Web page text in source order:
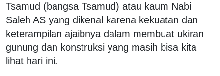
Tsamud (bangsa Tsamud) atau kaum Nabi
Saleh AS yang dikenal karena kekuatan dan
keterampilan ajaibnya dalam membuat ukiran
gunung dan konstruksi yang masih bisa kita
lihat hari ini.